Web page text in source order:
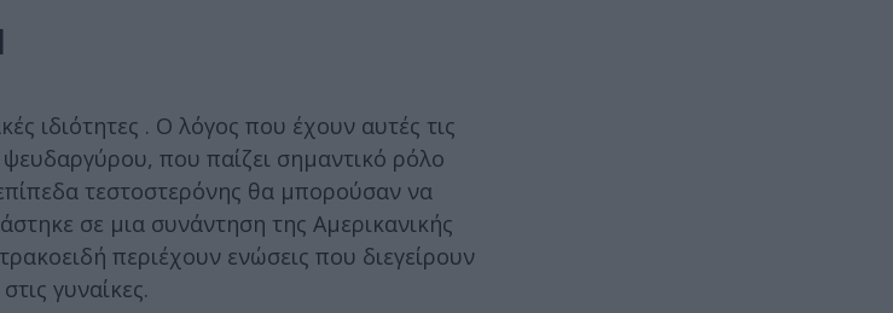
ιδιότητες . Ο λόγος που έχουν αυτές τις
ψευδαργύρου, που παίζει σημαντικό ρόλο
τεστοστερόνης θα μπορούσαν να
σε μια συνάντηση της Αμερικανικής
περιέχουν ενώσεις που διεγείρουν
γυναίκες.